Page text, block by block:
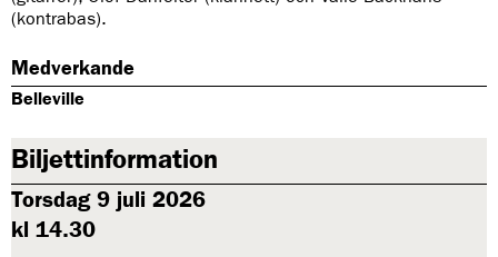
(kontrabas).
Medverkande
Belleville
Biljettinformation
Torsdag 9 juli 2026
kl 14.30